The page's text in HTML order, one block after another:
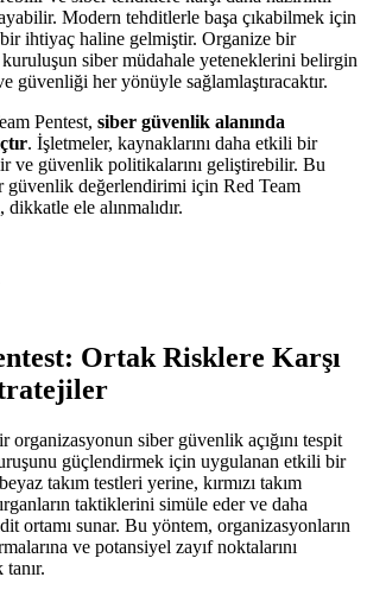
Modern tehditlerle başa çıkabilmek için
ihtiyaç haline gelmiştir. Organize bir
siber müdahale yeteneklerini belirgin
güvenliği her yönüyle sağlamlaştıracaktır.
Pentest, siber güvenlik alanında
. İşletmeler, kaynaklarını daha etkili bir
ve güvenlik politikalarını geliştirebilir. Bu
güvenlik değerlendirimi için Red Team
ele alınmalıdır.
Ortak Risklere Karşı
organizasyonun siber güvenlik açığını tespit
güçlendirmek için uygulanan etkili bir
takım testleri yerine, kırmızı takım
taktiklerini simüle eder ve daha
ortamı sunar. Bu yöntem, organizasyonların
ve potansiyel zayıf noktalarını